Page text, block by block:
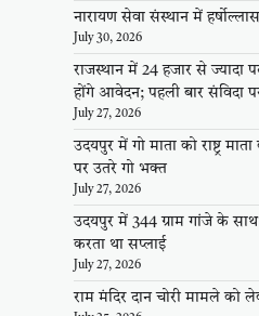
नारायण सेवा संस्थान में
July 30, 2026
राजस्थान में 24 हजार से ज्यादा
होंगे आवेदन; पहली बार संविदा
July 27, 2026
उदयपुर में गो माता को राष्ट्र
पर उतरे गो भक्त
July 27, 2026
उदयपुर में 344 ग्राम गांजे के साथ
करता था सप्लाई
July 27, 2026
राम मंदिर दान चोरी मामले को